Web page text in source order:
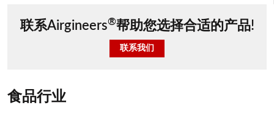
联系Airgineers®帮助您选择合适的产品!
联系我们
食品行业